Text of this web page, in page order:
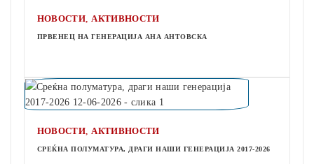
НОВОСТИ,АКТИВНОСТИ
ПРВЕНЕЦ НА ГЕНЕРАЦИЈА АНА АНТОВСКА
НОВОСТИ, АКТИВНОСТИ
СРЕЌНА ПОЛУМАТУРА, ДРАГИ НАШИ ГЕНЕРАЦИЈА 2017-2026